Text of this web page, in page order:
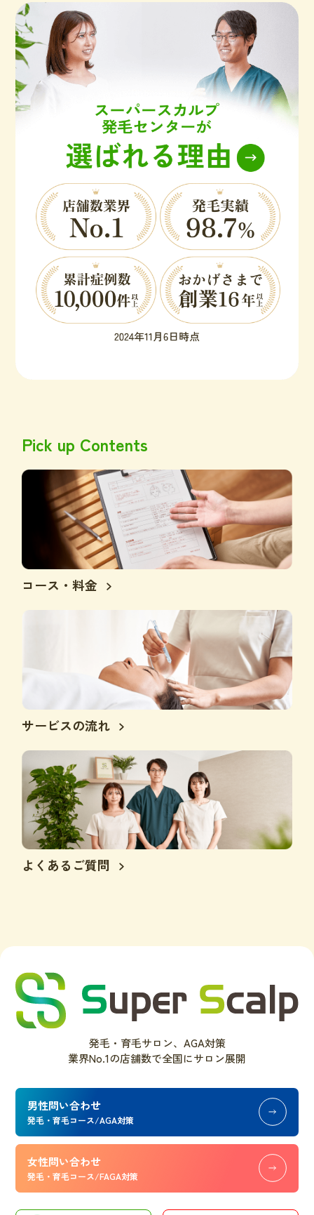
Pick up Contents
コース・料金
サービスの流れ
よくあるご質問
発毛・育毛サロン、AGA対策
業界No.1の店舗数で全国にサロン展開
男性問い合わせ
発毛・育毛コース/AGA対策
女性問い合わせ
発毛・育毛コース/FAGA対策